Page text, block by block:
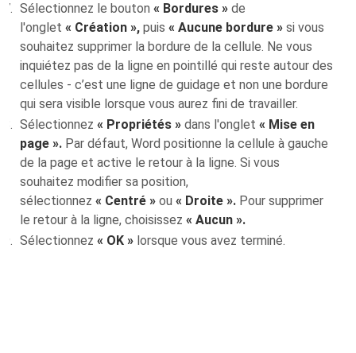
Sélectionnez le bouton« Bordures » de
l'onglet« Création », puis« Aucune bordure »si vous
souhaitez supprimer la bordure de la cellule. Ne vous
inquiétez pas de la ligne en pointillé qui reste autour des
cellules - c’est une ligne de guidage et non une bordure
qui sera visible lorsque vous aurez fini de travailler.
Sélectionnez« Propriétés » dans l'onglet« Mise en
page ». Par défaut, Word positionne la cellule à gauche
de la page et active le retour à la ligne. Si vous
souhaitez modifier sa position,
sélectionnez« Centré » ou« Droite ». Pour supprimer
le retour à la ligne, choisissez« Aucun ».
Sélectionnez« OK » lorsque vous avez terminé.